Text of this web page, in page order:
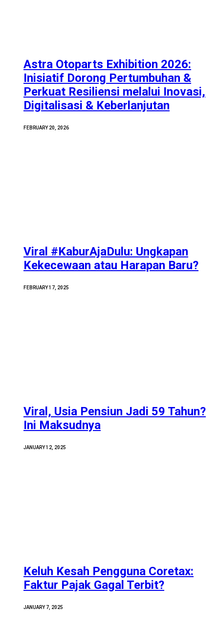
Astra Otoparts Exhibition 2026:
Inisiatif Dorong Pertumbuhan &
Perkuat Resiliensi melalui Inovasi,
Digitalisasi & Keberlanjutan
FEBRUARY 20, 2026
Viral #KaburAjaDulu: Ungkapan
Kekecewaan atau Harapan Baru?
FEBRUARY 17, 2025
Viral, Usia Pensiun Jadi 59 Tahun?
Ini Maksudnya
JANUARY 12, 2025
Keluh Kesah Pengguna Coretax:
Faktur Pajak Gagal Terbit?
JANUARY 7, 2025